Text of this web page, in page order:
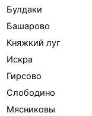
Булдаки
Башарово
Княжкий луг
Искра
Гирсово
Слободино
Мясниковы